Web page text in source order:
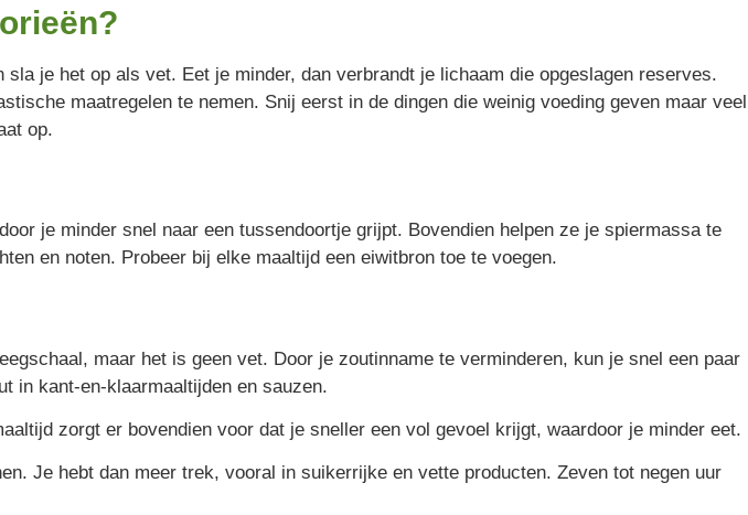
je het op als vet. Eet je minder, dan verbrandt je lichaam die opgeslagen reserves.
maatregelen te nemen. Snij eerst in de dingen die weinig voeding geven maar veel
op.
je minder snel naar een tussendoortje grijpt. Bovendien helpen ze je spiermassa te
en noten. Probeer bij elke maaltijd een eiwitbron toe te voegen.
maar het is geen vet. Door je zoutinname te verminderen, kun je snel een paar
in kant-en-klaarmaaltijden en sauzen.
zorgt er bovendien voor dat je sneller een vol gevoel krijgt, waardoor je minder eet.
Je hebt dan meer trek, vooral in suikerrijke en vette producten. Zeven tot negen uur